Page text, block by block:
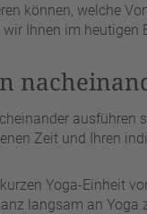
können, welche
Ihnen im heutigen
Zeit und Ihren
Yoga-Einheit
langsam an